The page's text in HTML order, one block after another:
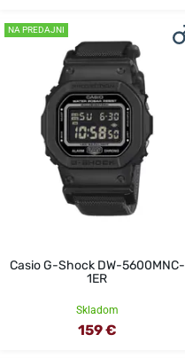
NA PREDAJNI
Casio G-Shock DW-5600MNC-
1ER
Skladom
159 €